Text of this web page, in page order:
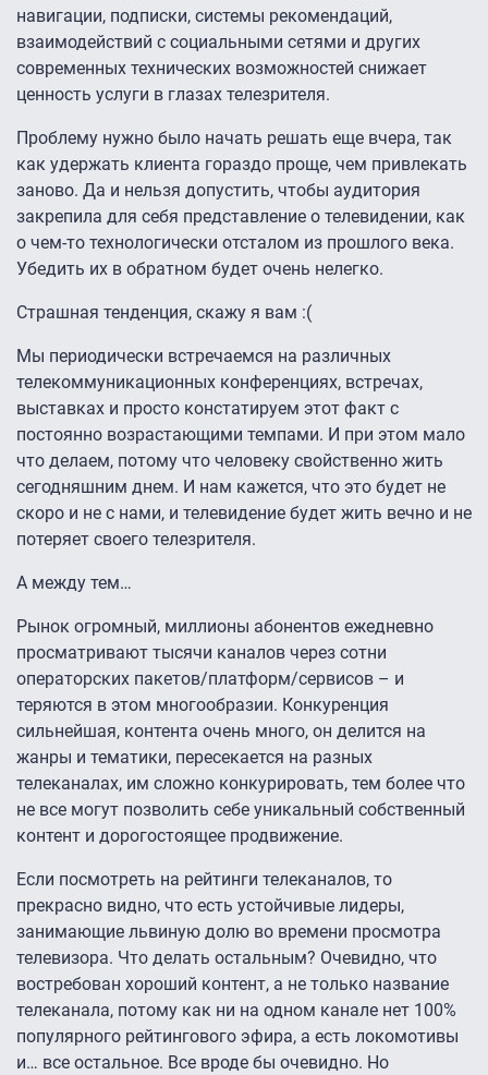
навигации, подписки, системы рекомендаций,
взаимодействий с социальными сетями и других
современных технических возможностей снижает
ценность услуги в глазах телезрителя.
Проблему нужно было начать решать еще вчера, так
как удержать клиента гораздо проще, чем привлекать
заново. Да и нельзя допустить, чтобы аудитория
закрепила для себя представление о телевидении, как
о чем-то технологически отсталом из прошлого века.
Убедить их в обратном будет очень нелегко.
Страшная тенденция, скажу я вам :(
Мы периодически встречаемся на различных
телекоммуникационных конференциях, встречах,
выставках и просто констатируем этот факт с
постоянно возрастающими темпами. И при этом мало
что делаем, потому что человеку свойственно жить
сегодняшним днем. И нам кажется, что это будет не
скоро и не с нами, и телевидение будет жить вечно и не
потеряет своего телезрителя.
А между тем…
Рынок огромный, миллионы абонентов ежедневно
просматривают тысячи каналов через сотни
операторских пакетов/платформ/сервисов – и
теряются в этом многообразии. Конкуренция
сильнейшая, контента очень много, он делится на
жанры и тематики, пересекается на разных
телеканалах, им сложно конкурировать, тем более что
не все могут позволить себе уникальный собственный
контент и дорогостоящее продвижение.
Если посмотреть на рейтинги телеканалов, то
прекрасно видно, что есть устойчивые лидеры,
занимающие львиную долю во времени просмотра
телевизора. Что делать остальным? Очевидно, что
востребован хороший контент, а не только название
телеканала, потому как ни на одном канале нет 100%
популярного рейтингового эфира, а есть локомотивы
и… все остальное. Все вроде бы очевидно. Но